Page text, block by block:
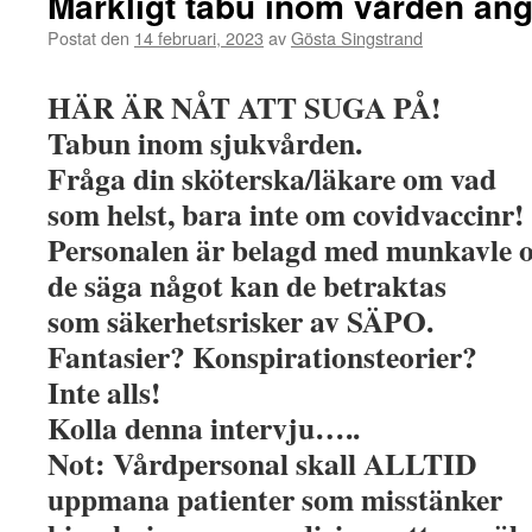
Postat den 14 februari, 2023 avGösta Singstrand
HÄR ÄR NÅT ATT SUGA PÅ!
Tabun inom sjukvården.
Fråga din sköterska/läkare om vad
som helst, bara inte om covidvaccinr!
Personalen är belagd med munkavle
de säga något kan de betraktas
som säkerhetsrisker av SÄPO.
Fantasier? Konspirationsteorier?
Inte alls!
Kolla denna intervju…..
Not: Vårdpersonal skall ALLTID
uppmana patienter som misstänker